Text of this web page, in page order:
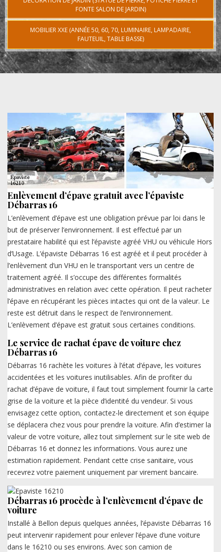
FONTE SALON DE JARDIN)
MOBILIER XXE (ANNÉE 50, 60, 70, LUMINAIRE, LAMPADAIRE,
FAUTEUIL, TABLE BASSE)
Enlèvement d’épave gratuit avec l’épaviste
Débarras 16
L’enlèvement d’épave est une obligation prévue par loi dans le
but de préserver l’environnement. Il est effectué par un
prestataire habilité qui est l’épaviste agréé VHU ou véhicule Hors
d’Usage. L’épaviste Débarras 16 est agréé et il peut procéder à
l’enlèvement d’un VHU en le transportant vers un centre de
traitement agréé. Il s’occupe des différentes formalités
administratives en relation avec cette opération. Il peut racheter
l’épave en récupérant les pièces intactes qui ont de la valeur. Le
reste est détruit dans le respect de l’environnement.
L’enlèvement d’épave est gratuit sous certaines conditions.
Le service de rachat épave de voiture chez
Débarras 16
Débarras 16 rachète les voitures à l’état d’épave, les voitures
accidentées et les voitures inutilisables. Afin de profiter du
rachat d’épave de voiture, il faut tout simplement fournir la carte
grise de la voiture et la pièce d’identité du vendeur. Si vous
envisagez cette option, contactez-le directement et son équipe
se déplacera chez vous pour prendre la voiture. Afin d’estimer la
valeur de votre voiture, allez tout simplement sur le site web de
Débarras 16 et donnez les informations. Vous aurez une
estimation rapidement. Pendant cette crise sanitaire, vous
recevrez votre paiement uniquement par virement bancaire.
Débarras 16 procède à l’enlèvement d’épave de
voiture
Installé à Bellon depuis quelques années, l’épaviste Débarras 16
peut intervenir rapidement pour enlever l’épave d’une voiture
dans le 16210 ou ses environs. Avec son camion de